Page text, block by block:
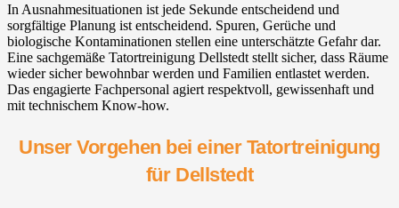
In Ausnahmesituationen ist jede Sekunde entscheidend und
sorgfältige Planung ist entscheidend. Spuren, Gerüche und
biologische Kontaminationen stellen eine unterschätzte Gefahr dar.
Eine sachgemäße Tatortreinigung Dellstedt stellt sicher, dass Räume
wieder sicher bewohnbar werden und Familien entlastet werden.
Das engagierte Fachpersonal agiert respektvoll, gewissenhaft und
mit technischem Know-how.
Unser Vorgehen bei einer Tatortreinigung
für Dellstedt